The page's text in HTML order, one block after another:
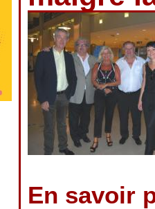
En savoir